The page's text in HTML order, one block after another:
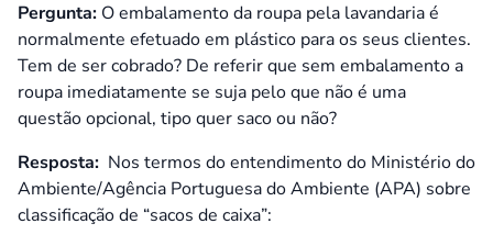
Pergunta: O embalamento da roupa pela lavandaria é
normalmente efetuado em plástico para os seus clientes.
Tem de ser cobrado? De referir que sem embalamento a
roupa imediatamente se suja pelo que não é uma
questão opcional, tipo quer saco ou não?
Resposta: Nos termos do entendimento do Ministério do
Ambiente/Agência Portuguesa do Ambiente (APA) sobre
classificação de “sacos de caixa”: